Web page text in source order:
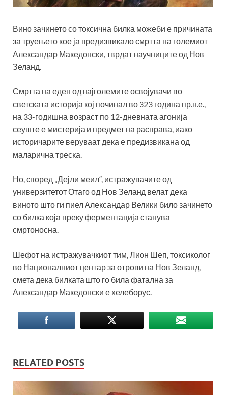
Вино зачинето со токсична билка можеби е причината
за труењето кое ја предизвикало смртта на големиот
Александар Македонски, тврдат научниците од Нов
Зеланд.
Смртта на еден од најголемите освојувачи во
светската историја кој починал во 323 година пр.н.е.,
на 33-годишна возраст по 12-дневната агонија
сеуште е мистерија и предмет на расправа, иако
историчарите веруваат дека е предизвикана од
маларична треска.
Но, според „Дејли меил“, истражувачите од
универзитетот Отаго од Нов Зеланд велат дека
виното што ги пиел Александар Велики било зачинето
со билка која преку ферментација станува
смртоносна.
Шефот на истражувачкиот тим, Лион Шеп, токсиколог
во Националниот центар за отрови на Нов Зеланд,
смета дека билката што го била фатална за
Александар Македонски е хелеборус.
RELATED POSTS